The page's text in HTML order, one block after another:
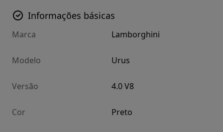
Informações básicas
Marca Lamborghini
Modelo Urus
Versão 4.0 V8
Cor Preto